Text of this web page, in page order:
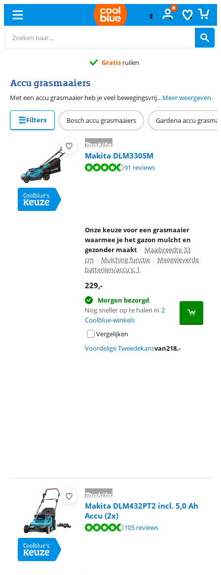
Gratis ruilen
Accu grasmaaiers
Met een accu grasmaaier heb je veel bewegingsvrijheid. Je hebt namelijk geen last van kabels en bereikt gemakkelijk de verste hoeken van je tuin. Bij sommige accumaaiers krijg je één of 2 grasmachine accu's meegeleverd. Zo ga je direct aan de slag of maai je zonder onderbrekingen je hele tuin. Heb je al een accu die op de grasmaaier past? Dan kies je een grasmaaier op batterij zonder meegeleverde accu's.Meer weergeven
Filters Bosch accu grasmaaiers Gardena accu
Makita DLM330SM
Beoordeling is 8,8 van de 10, gebaseerd op 91 reviews.
91 reviews
Onze keuze voor een grasmaaier
waarmee je het gazon mulcht en
gezonder maakt | Maaibreedte 33
cm | Mulching functie | Meegeleverde
batterijen/accu's: 1
229,-
Morgen bezorgd
Nog sneller op te halen in 2
Coolblue-winkels
Vergelijken
Voordelige Tweedekansvan218,-
Makita DLM432PT2 incl. 5,0 Ah
Accu (2x)
Beoordeling is 8,8 van de 10, gebaseerd op 105 reviews.
105 reviews